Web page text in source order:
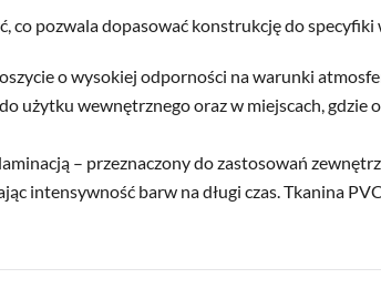
pozwala dopasować konstrukcję do
o wysokiej odporności na warunki
użytku wewnętrznego oraz w miejscach, gdzie
– przeznaczony do zastosowań
intensywność barw na długi czas. Tkanina